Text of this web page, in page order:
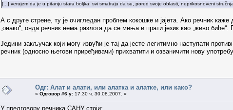
[...] verujem da je u pitanju stara boljka: svi smatraju da su, pored svoje oblasti, neprikosnoveni
А с друге стрене, ту је очигледан проблем кокошке и јајета. Ако речник
„онако“, онда речник нема разлога да се мења и прати језик као „живо
Једини закључак који могу извући је тај да јесте легитимно наступати
речник (односно његови приређивачи) прихватити и озваничити нову
Одг: Алат и алати, или алатка и алатке, или како?
« Одговор #6 у: 17.30 ч. 30.08.2007. »
У предговору речника САНУ стоји: